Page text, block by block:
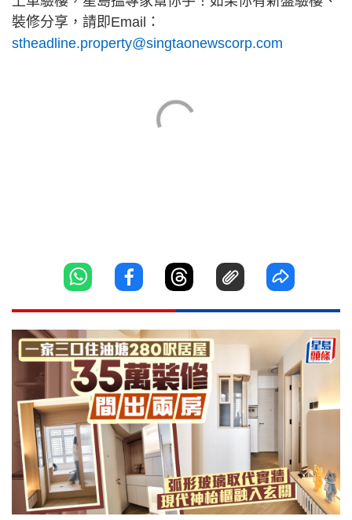
裝修分享，請即Email：
stheadline.property@singtaonewscorp.com